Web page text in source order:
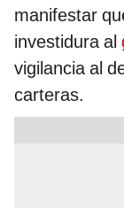
manifestar
investidura al
vigilancia al
carteras.